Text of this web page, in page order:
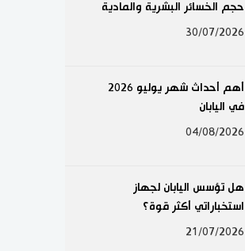
حجم الخسائر البشرية والمادية
30/07/2026
أهم أحداث شهر يوليو 2026
في اليابان
04/08/2026
هل تؤسس اليابان لجهاز
استخباراتي أكثر قوة؟
21/07/2026